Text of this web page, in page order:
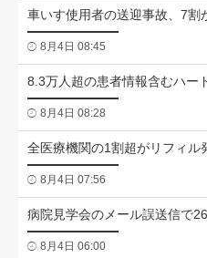
車いす使用者の送迎事故、7割
8月4日 08:45
8.3万人超の患者情報含むハー
8月4日 08:28
全医療機関の1割超がリフィル
8月4日 07:56
病院見学会のメール誤送信で
8月4日 06:00